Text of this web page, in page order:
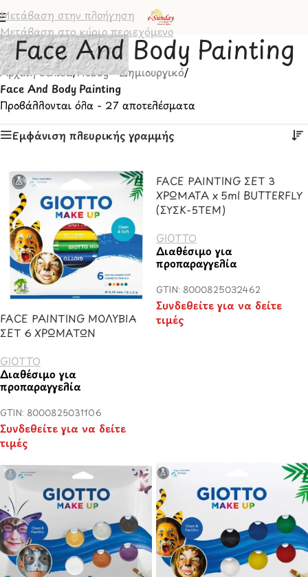
Μετάβαση στην πλοήγηση
Μετάβαση στο κύριο περιεχόμενο
Face And Body Painting
Αρχική σελίδα/Hobby - Δημιουργικό/
Face And Body Painting
Προβάλλονται όλα - 27 αποτελέσματα
Εμφάνιση πλευρικής γραμμής
FACE PAINTING ΜΟΛΥΒΙΑ
ΣΕΤ 6 ΧΡΩΜΑΤΩΝ
GIOTTO
Διαθέσιμο για
προπαραγγελία
GTIN: 8000825031106
Συνδεθείτε για να δείτε
τιμές
FACE PAINTING ΣΕΤ 3
ΧΡΩΜΑΤA x 5ml BUTTERFLY
(ΣΥΣΚ-5ΤΕΜ)
GIOTTO
Διαθέσιμο για
προπαραγγελία
GTIN: 8000825032462
Συνδεθείτε για να δείτε
τιμές